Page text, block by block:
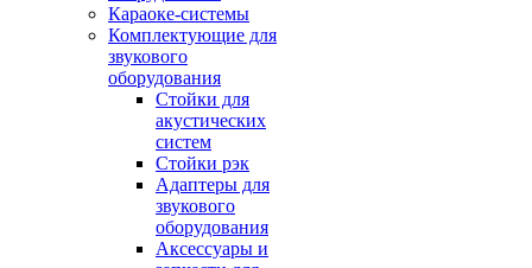
Караоке-системы
Комплектующие для
звукового
оборудования
Стойки для
акустических
систем
Стойки рэк
Адаптеры для
звукового
оборудования
Аксессуары и